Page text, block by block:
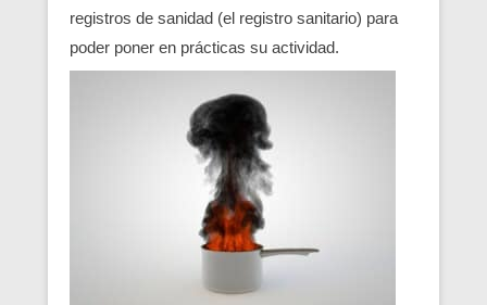
registros de sanidad (el registro sanitario) para
poder poner en prácticas su actividad.